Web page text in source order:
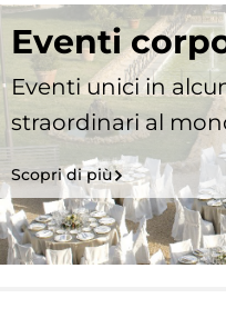
Eventi
Eventi unici in
straordinari al
Scopri di più